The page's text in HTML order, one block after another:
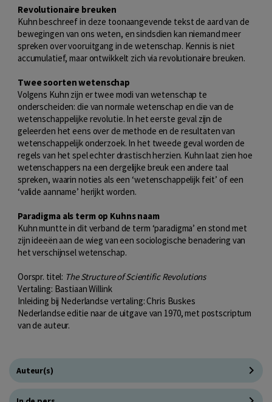
Revolutionaire breuken
Kuhn beschreef in deze toonaangevende tekst de aard van de
bewegingen van ons weten, en sindsdien kan niemand meer
spreken over vooruitgang in de wetenschap. Kennis is niet
accumulatief, maar ontwikkelt zich via revolutionaire breuken.
Twee soorten wetenschap
Volgens Kuhn zijn er twee modi van wetenschap te
onderscheiden: die van normale wetenschap en die van de
wetenschappelijke revolutie. In het eerste geval zijn de
geleerden het eens over de methode en de resultaten van
wetenschappelijk onderzoek. In het tweede geval worden de
regels van het spel echter drastisch herzien. Kuhn laat zien hoe
wetenschappers na een dergelijke breuk een andere taal
spreken, waarin noties als een ‘wetenschappelijk feit’ of een
‘valide aanname’ herijkt worden.
Paradigma als term op Kuhns naam
Kuhn muntte in dit verband de term ‘paradigma’ en stond met
zijn ideeën aan de wieg van een sociologische benadering van
het verschijnsel wetenschap.
Oorspr. titel: The Structure of Scientific Revolutions
Vertaling: Bastiaan Willink
Inleiding bij Nederlandse vertaling: Chris Buskes
Nederlandse editie naar de uitgave van 1970, met postscriptum
van de auteur.
Auteur(s)